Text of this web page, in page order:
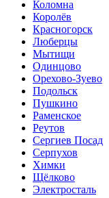
Коломна
Королёв
Красногорск
Люберцы
Мытищи
Одинцово
Орехово-Зуево
Подольск
Пушкино
Раменское
Реутов
Сергиев Посад
Серпухов
Химки
Щёлково
Электросталь